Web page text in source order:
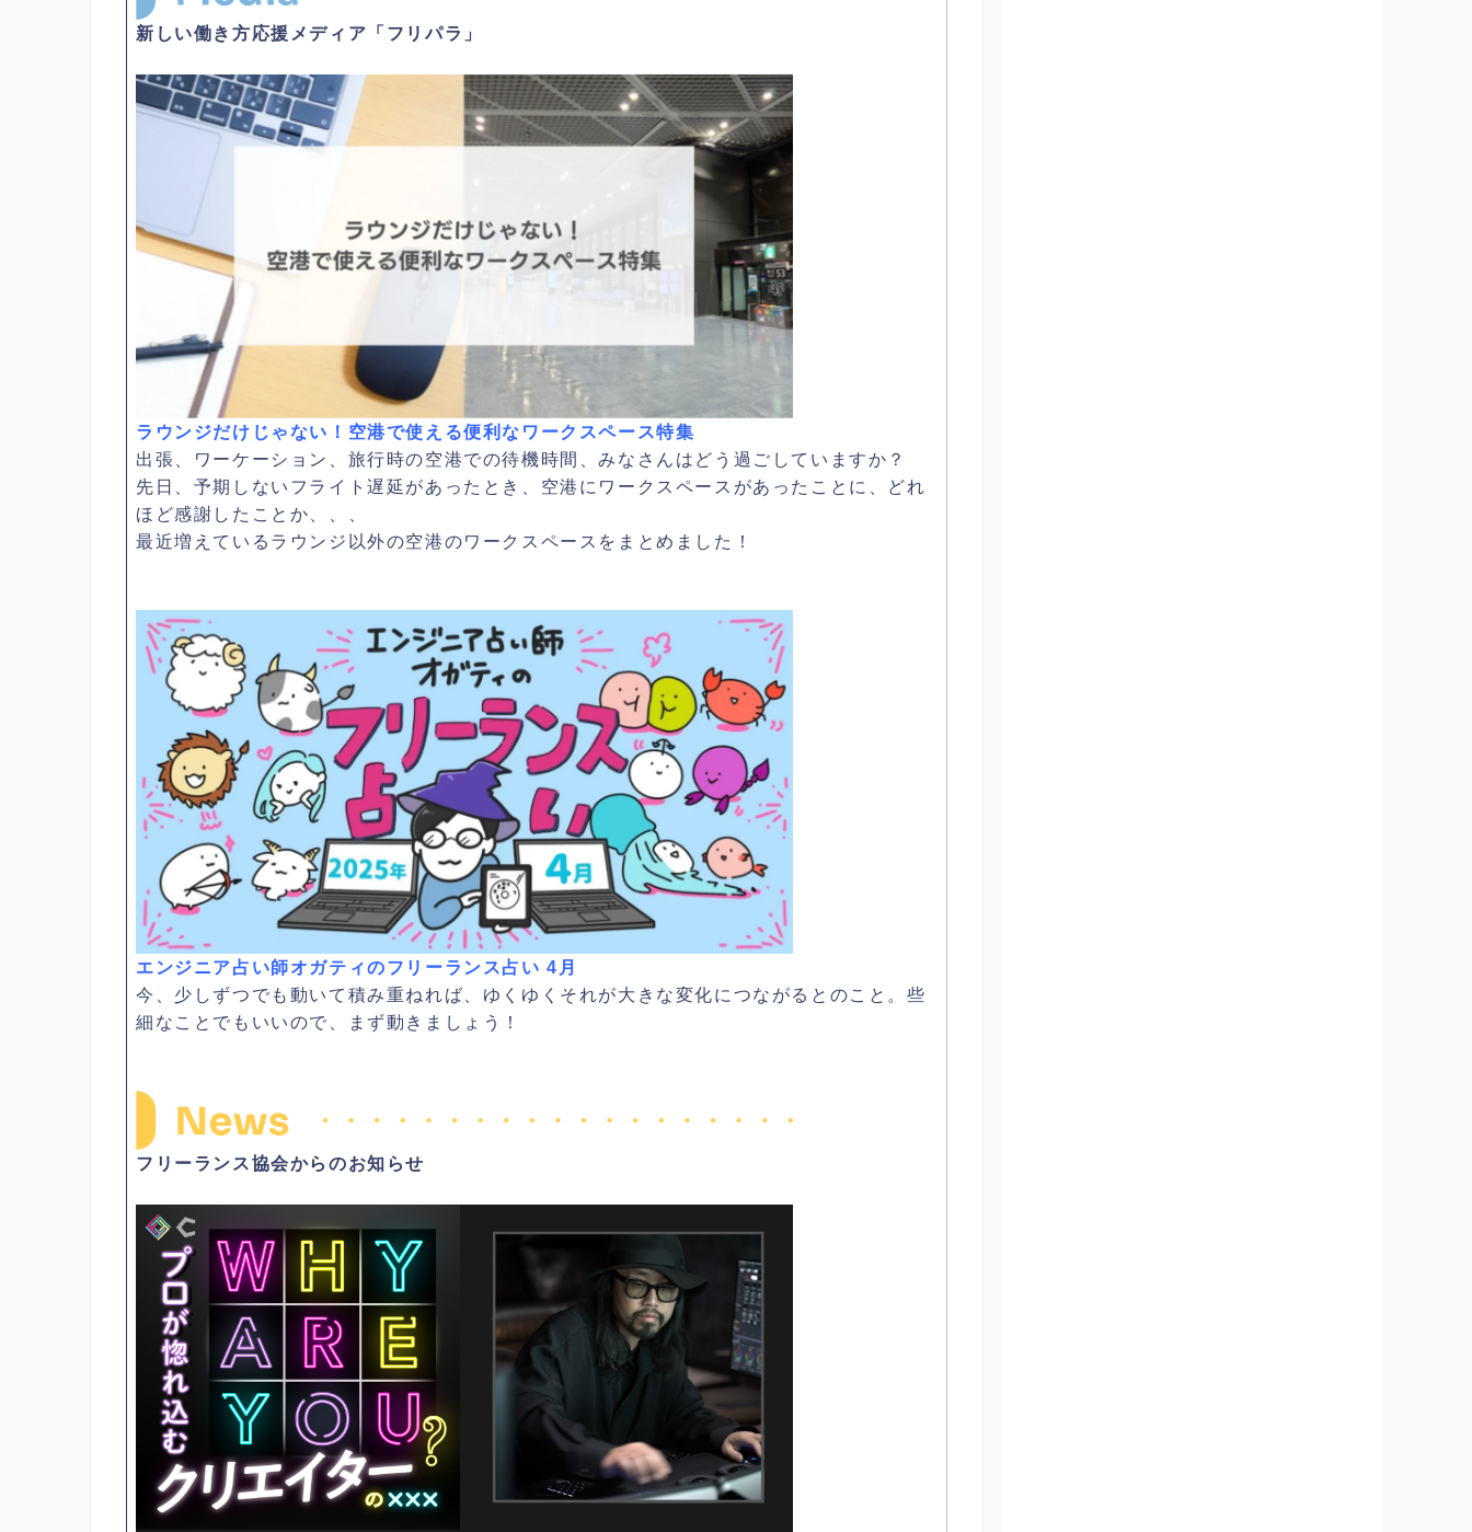
新しい働き方応援メディア「フリパラ」
ラウンジだけじゃない！空港で使える便利なワークスペース特集
出張、ワーケーション、旅行時の空港での待機時間、みなさんはどう過ごしていますか？
先日、予期しないフライト遅延があったとき、空港にワークスペースがあったことに、どれ
ほど感謝したことか、、、
最近増えているラウンジ以外の空港のワークスペースをまとめました！
エンジニア占い師オガティのフリーランス占い 4月
今、少しずつでも動いて積み重ねれば、ゆくゆくそれが大きな変化につながるとのこと。些
細なことでもいいので、まず動きましょう！
フリーランス協会からのお知らせ